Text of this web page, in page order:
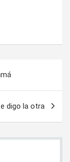
digo la otra